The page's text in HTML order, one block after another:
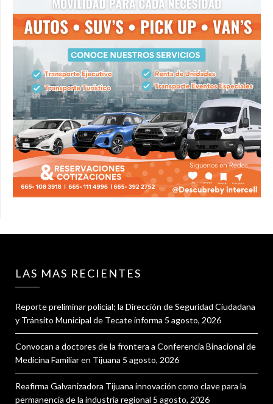
LAS MAS RECIENTES
Reporte preliminar policial; la Dirección de Seguridad Ciudadana
y Tránsito Municipal de Tecate informa 5 agosto, 2026
Convocan a doctores de la frontera a Conferencia Binacional de
Medicina Familiar en Tijuana 5 agosto, 2026
Reafirma Galvanizadora Tijuana innovación como clave para la
permanencia de la industria regional 5 agosto, 2026